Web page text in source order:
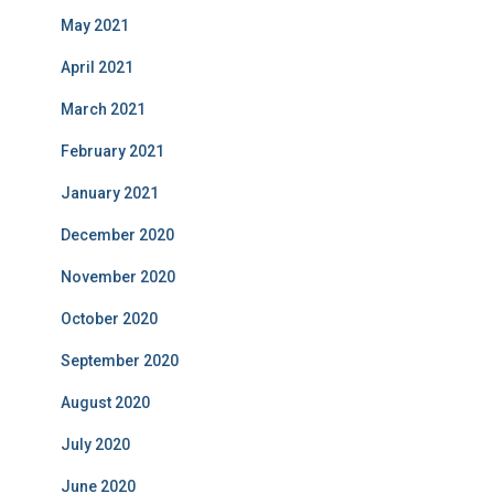
May 2021
April 2021
March 2021
February 2021
January 2021
December 2020
November 2020
October 2020
September 2020
August 2020
July 2020
June 2020